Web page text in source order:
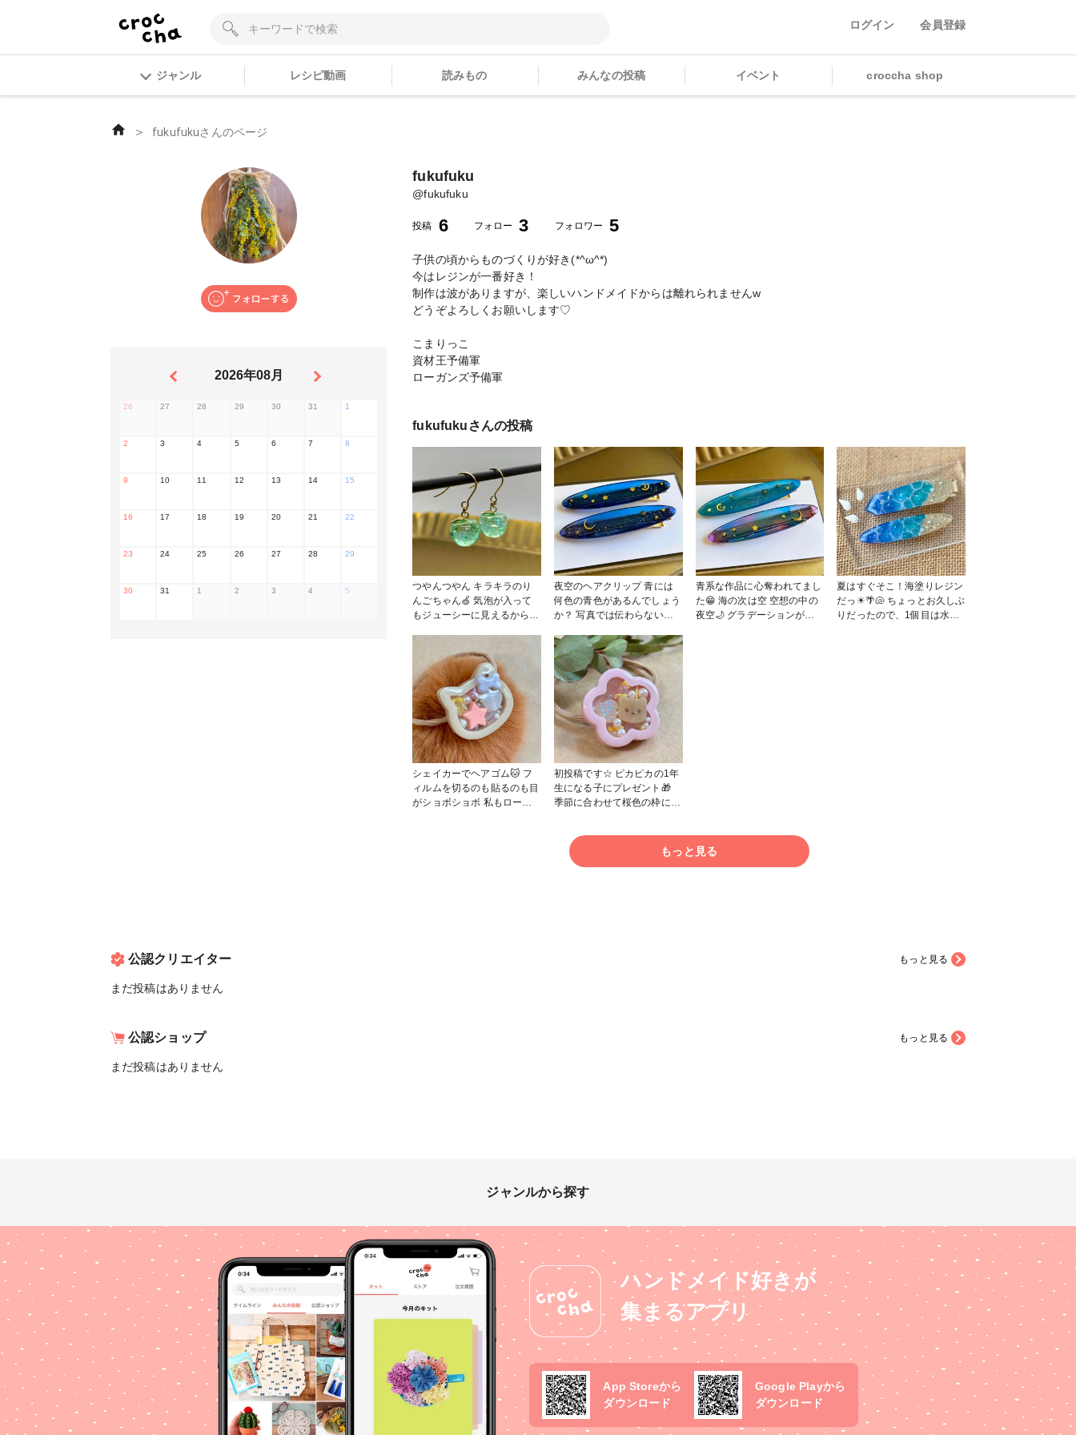
ログイン 会員登録
ジャンル レシピ動画 読みもの みんなの投稿 イベント croccha shop
＞ fukufukuさんのページ
2026年08月
26 27 28 29 30 31 1
2 3 4 5 6 7 8
9 10 11 12 13 14 15
16 17 18 19 20 21 22
23 24 25 26 27 28 29
30 31 1 2 3 4 5
fukufuku
@fukufuku
投稿 6 フォロー 3 フォロワー 5
子供の頃からものづくりが好き(*^ω^*)
今はレジンが一番好き！
制作は波がありますが、楽しいハンドメイドからは離れられませんw
どうぞよろしくお願いします♡
こまりっこ
資材王予備軍
ローガンズ予備軍
fukufuku さんの投稿
つやんつやん キラキラのり
んごちゃん🍏 気泡が入って
もジューシーに見えるから
可愛いピアスになりました♡
#作家のためのレジン大賞
2025 #アクセサリー部 #ピア
ス #レジンアクセサリー #イ
ヤリング
夜空のヘアクリップ 青には
何色の青色があるんでしょう
か？ 写真では伝わらないグ
🥰 #作家のためのレジン大賞
2025 #アクセサリー部 #ヘア
アクセサリー #ヘアクリップ
#夜空
青系な作品に心奪われてまし
た😁 海の次は空 空想の中の
夜空🌙 グラデーションが上
夏はすぐそこ！海塗りレジン
だっ☀🌴🐚 ちょっとお久しぶ
りだったので、1個目は水面
シェイカーでヘアゴム🐱 フ
ィルムを切るのも貼るのも目
がショボショボ 私もローガ
初投稿です☆ ピカピカの1年
生になる子にプレゼント🎁
季節に合わせて桜色の枠にく
シャカ作るの楽しい！ #はじ
めての投稿 #作家のためのレ
もっと見る
公認クリエイター もっと見る
まだ投稿はありません
公認ショップ もっと見る
まだ投稿はありません
ジャンルから探す
ハンドメイド好きが
集まるアプリ
App Storeから
ダウンロード
Google Playから
ダウンロード